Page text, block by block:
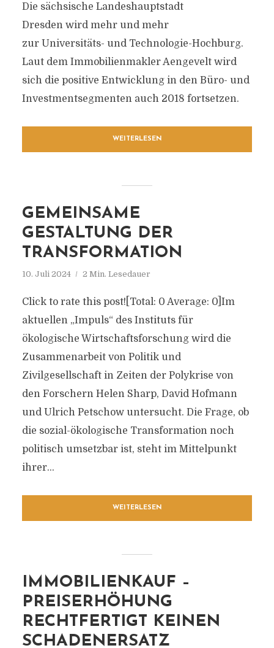
Die sächsische Landeshauptstadt
Dresden wird mehr und mehr
zur Universitäts- und Technologie-Hochburg.
Laut dem Immobilienmakler Aengevelt wird
sich die positive Entwicklung in den Büro- und
Investmentsegmenten auch 2018 fortsetzen.
WEITERLESEN
GEMEINSAME
GESTALTUNG DER
TRANSFORMATION
10. Juli 2024 2 Min. Lesedauer
Click to rate this post![Total: 0 Average: 0]Im
aktuellen „Impuls“ des Instituts für
ökologische Wirtschaftsforschung wird die
Zusammenarbeit von Politik und
Zivilgesellschaft in Zeiten der Polykrise von
den Forschern Helen Sharp, David Hofmann
und Ulrich Petschow untersucht. Die Frage, ob
die sozial-ökologische Transformation noch
politisch umsetzbar ist, steht im Mittelpunkt
ihrer...
WEITERLESEN
IMMOBILIENKAUF –
PREISERHÖHUNG
RECHTFERTIGT KEINEN
SCHADENERSATZ